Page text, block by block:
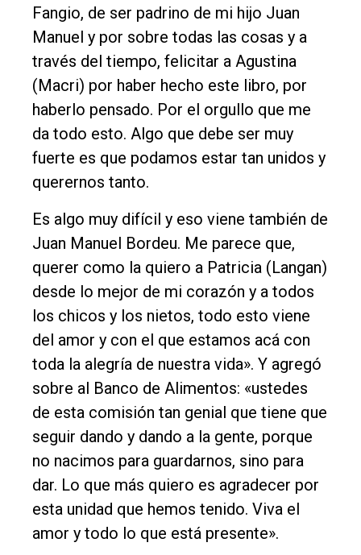
Fangio, de ser padrino de mi hijo Juan
Manuel y por sobre todas las cosas y a
través del tiempo, felicitar a Agustina
(Macri) por haber hecho este libro, por
haberlo pensado. Por el orgullo que me
da todo esto. Algo que debe ser muy
fuerte es que podamos estar tan unidos y
querernos tanto.
Es algo muy difícil y eso viene también de
Juan Manuel Bordeu. Me parece que,
querer como la quiero a Patricia (Langan)
desde lo mejor de mi corazón y a todos
los chicos y los nietos, todo esto viene
del amor y con el que estamos acá con
toda la alegría de nuestra vida». Y agregó
sobre al Banco de Alimentos: «ustedes
de esta comisión tan genial que tiene que
seguir dando y dando a la gente, porque
no nacimos para guardarnos, sino para
dar. Lo que más quiero es agradecer por
esta unidad que hemos tenido. Viva el
amor y todo lo que está presente».